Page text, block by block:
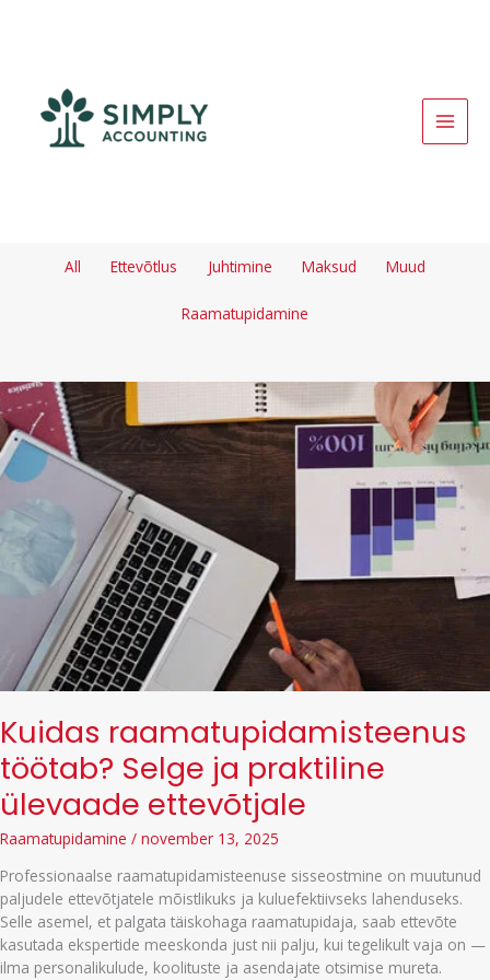
All Ettevõtlus Juhtimine Maksud Muud
Raamatupidamine
Kuidas raamatupidamisteenus
töötab? Selge ja praktiline
ülevaade ettevõtjale
Raamatupidamine / november 13, 2025
Professionaalse raamatupidamisteenuse sisseostmine on muutunud
paljudele ettevõtjatele mõistlikuks ja kuluefektiivseks lahenduseks.
Selle asemel, et palgata täiskohaga raamatupidaja, saab ettevõte
kasutada ekspertide meeskonda just nii palju, kui tegelikult vaja on —
ilma personalikulude, koolituste ja asendajate otsimise mureta.